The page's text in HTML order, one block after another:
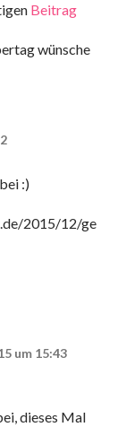
Beitrag
wünsche
:)
2015/12/ge
um 15:43
dieses Mal